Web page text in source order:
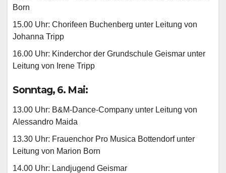
Born
15.00 Uhr: Chorifeen Buchenberg unter Leitung von
Johanna Tripp
16.00 Uhr: Kinderchor der Grundschule Geismar unter
Leitung von Irene Tripp
Sonntag, 6. Mai:
13.00 Uhr: B&M-Dance-Company unter Leitung von
Alessandro Maida
13.30 Uhr: Frauenchor Pro Musica Bottendorf unter
Leitung von Marion Born
14.00 Uhr: Landjugend Geismar